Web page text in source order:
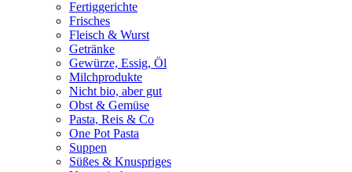
Fertiggerichte
Frisches
Fleisch & Wurst
Getränke
Gewürze, Essig, Öl
Milchprodukte
Nicht bio, aber gut
Obst & Gemüse
Pasta, Reis & Co
One Pot Pasta
Suppen
Süßes & Knuspriges